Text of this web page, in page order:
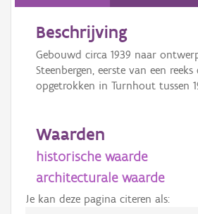
Beschrijving
Gebouwd circa 1939 naar
Steenbergen, eerste van een
opgetrokken in Turnhout tussen
Waarden
historische waarde
architecturale waarde
Je kan deze pagina citeren als: